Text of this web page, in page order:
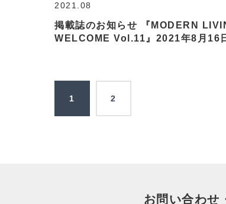
2021.08
掲載誌のお知らせ 『MODERN
WELCOME Vol.11』2021年8月16
1 2
お問い合わせ